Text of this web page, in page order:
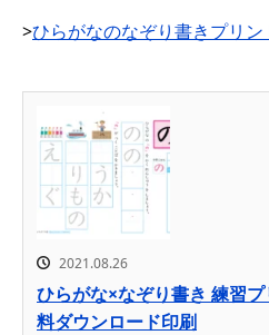
>ひらがなのなぞり書きプリン
2021.08.26
ひらがな×なぞり書き 練習
料ダウンロード印刷